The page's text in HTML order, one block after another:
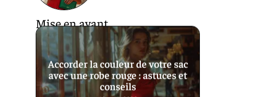
Mise en avant
Accorder la couleur de votre sac
avec une robe rouge : astuces et
conseils